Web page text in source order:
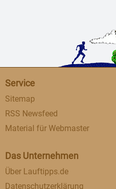
Service
Sitemap
RSS Newsfeed
Material für Webmaster
Das Unternehmen
Über Lauftipps.de
Datenschutzerklärung